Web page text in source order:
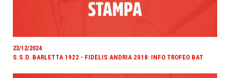
23/12/2024
S.S.D. BARLETTA 1922 - FIDELIS ANDRIA 2018: INFO TROFEO BAT